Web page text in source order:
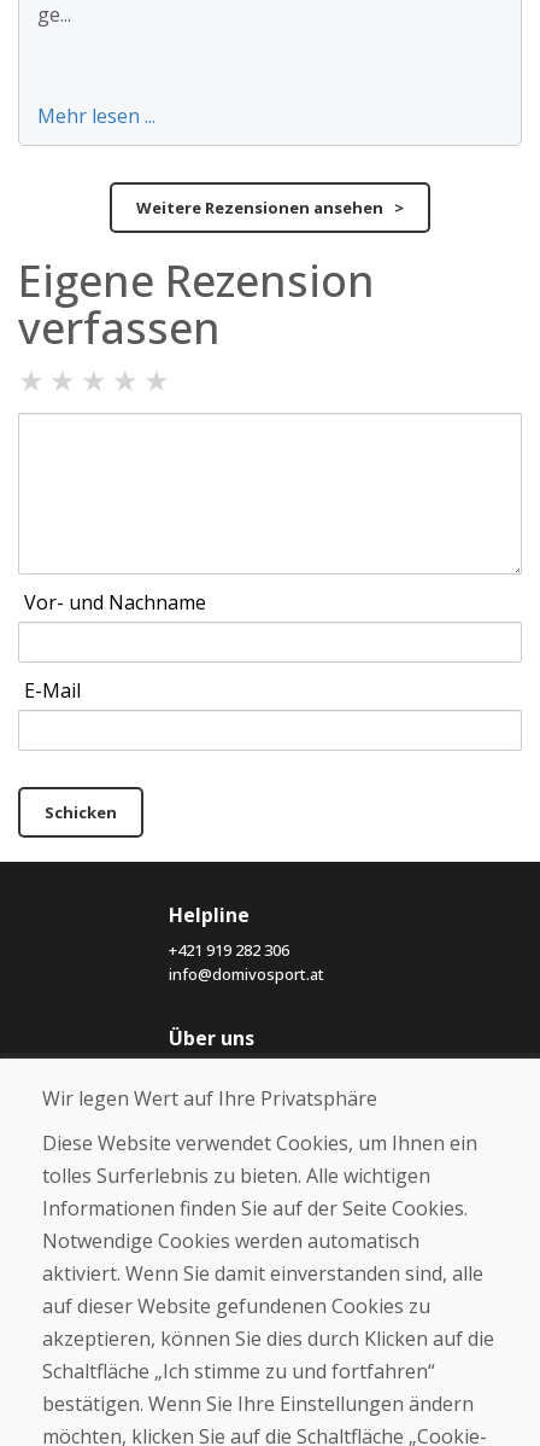
ge...
Mehr lesen ...
Weitere Rezensionen ansehen >
Eigene Rezension
verfassen
★ ★ ★ ★ ★
Vor- und Nachname
E-Mail
Schicken
Helpline
+421 919 282 306
info@domivosport.at
Über uns
Über uns
Kontakt
Kaufen
E-Shop
Geschäftsbedingungen
Zahlung
Beschwerde
Rückgabe und Umtausch von Waren
Cookies
Wir legen Wert auf Ihre Privatsphäre
Diese Website verwendet Cookies, um Ihnen ein
tolles Surferlebnis zu bieten. Alle wichtigen
Informationen finden Sie auf der Seite Cookies.
Notwendige Cookies werden automatisch
aktiviert. Wenn Sie damit einverstanden sind, alle
auf dieser Website gefundenen Cookies zu
akzeptieren, können Sie dies durch Klicken auf die
Schaltfläche „Ich stimme zu und fortfahren“
bestätigen. Wenn Sie Ihre Einstellungen ändern
möchten, klicken Sie auf die Schaltfläche „Cookie-